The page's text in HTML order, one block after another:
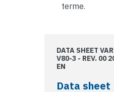
terme.
DATA SHEET
V80-3 - REV. 00
EN
Data sheet